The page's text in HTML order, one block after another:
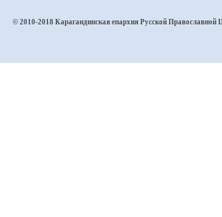
© 2010-2018 Карагандинская епархия Русской Православной